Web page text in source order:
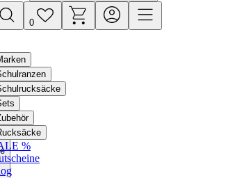
0
%